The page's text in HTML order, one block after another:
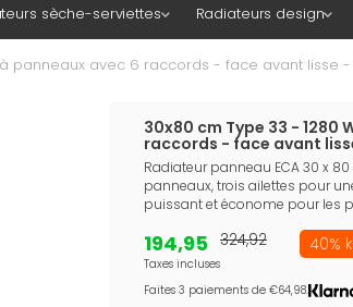
sèche-serviettes Radiateurs design
panneaux avec 6 raccords - face avant lisse -
30x80 cm Type 33 -
raccords - face avant
Radiateur panneau ECA 30 x
panneaux, trois ailettes pour
puissant et économe pour les
194,95
Taxes incluses
324,92 40%
Faites 3 paiements de €64,98.